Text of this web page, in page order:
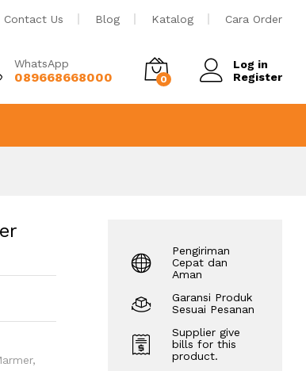
Contact Us Blog Katalog Cara Order
WhatsApp
089668668000 0
Log in
Register
,
Pengiriman
Cepat dan
Aman
Garansi Produk
Sesuai Pesanan
Supplier give
bills for this
product.
Tambah ke keranjang